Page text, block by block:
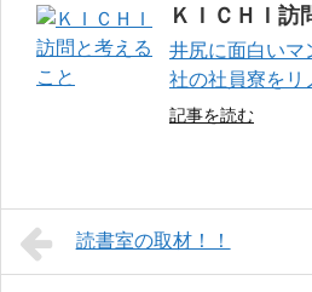
ＫＩＣＨＩ訪
井尻に面白いマ
社の社員寮をリ
記事を読む
読書室の取材！！